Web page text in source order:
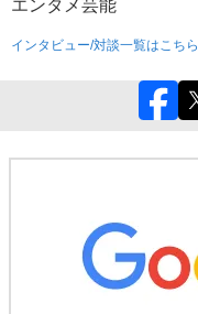
エンタメ芸能
インタビュー/対談一覧はこちら